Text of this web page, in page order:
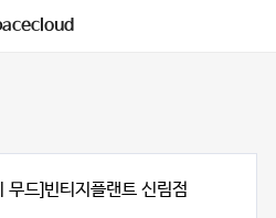
무드]빈티지플랜트 신림점